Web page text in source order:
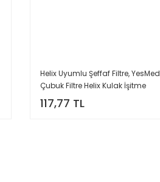
Helix Uyumlu Şeffaf Filtre, YesMed
Çubuk Filtre Helix Kulak İşitme
Cihazı Uyumlu (1 Paket=8 Adet)
117,77 TL